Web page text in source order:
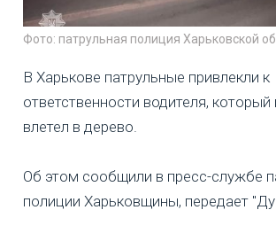
Фото: патрульная полиция Харьковской
В Харькове патрульные привлекли к
ответственности водителя,
влетел в дерево.
Об этом сообщили в пресс-службе
полиции Харьковщины, передает